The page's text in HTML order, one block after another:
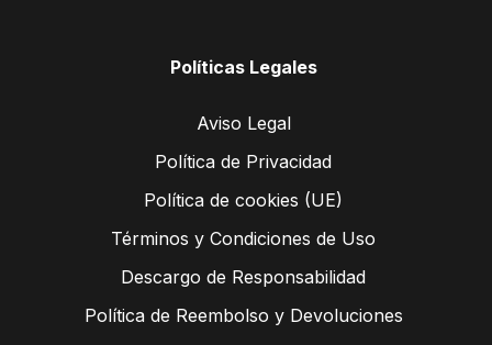
Políticas Legales
Aviso Legal
Política de Privacidad
Política de cookies (UE)
Términos y Condiciones de Uso
Descargo de Responsabilidad
Política de Reembolso y Devoluciones